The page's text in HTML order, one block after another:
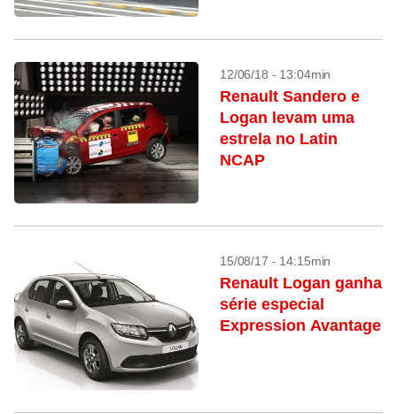
12/06/18 - 13:04min
Renault Sandero e
Logan levam uma
estrela no Latin
NCAP
15/08/17 - 14:15min
Renault Logan ganha
série especial
Expression Avantage